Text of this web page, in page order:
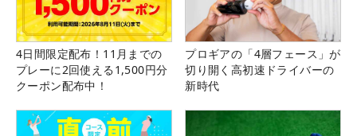
4日間限定配布！11月までの
プレーに2回使える1,500円分
クーポン配布中！
プロギアの「4層フェース」が
切り開く高初速ドライバーの
新時代